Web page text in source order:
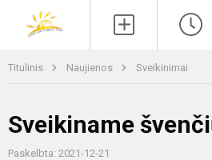
Titulinis Naujienos Sveikinimai
Sveikiname
Paskelbta: 2021-12-21